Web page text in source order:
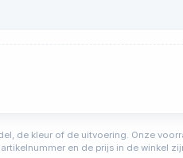
de kleur of de uitvoering. Onze
en de prijs in de winkel